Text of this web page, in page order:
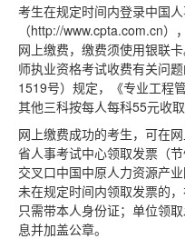
考生在规定时间内登录中国
（http://www.cpta.com.cn
网上缴费，缴费须使用银联
师执业资格考试收费有关问
1519号）规定，《专业工程
其他三科按每人每科55元收取
网上缴费成功的考生，可在
省人事考试中心领取发票（
交叉口中国中原人力资源产
未在规定时间内领取发票的
只需带本人身份证；单位领
息并加盖公章。